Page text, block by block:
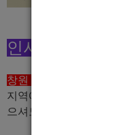
인사말
창원 마산 호빠 최고의 조
지역에서 가장 영향력 있
으셔도 됩니다.